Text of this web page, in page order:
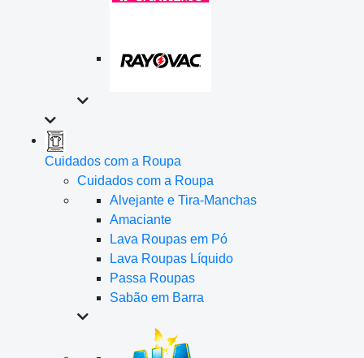
Cuidados com a Roupa
Cuidados com a Roupa
Alvejante e Tira-Manchas
Amaciante
Lava Roupas em Pó
Lava Roupas Líquido
Passa Roupas
Sabão em Barra